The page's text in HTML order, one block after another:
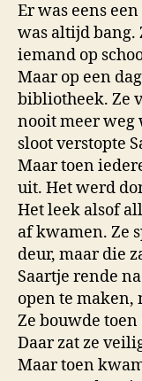
Er was eens
was altijd bang.
iemand op
Maar op een
bibliotheek. Ze
nooit meer weg
sloot verstopte
Maar toen
uit. Het werd
Het leek alsof
af kwamen. Ze
deur, maar die
Saartje rende
open te maken,
Ze bouwde
Daar zat ze
Maar toen